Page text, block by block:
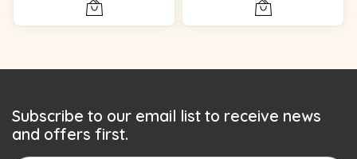
Subscribe to our email list to receive news
and offers first.